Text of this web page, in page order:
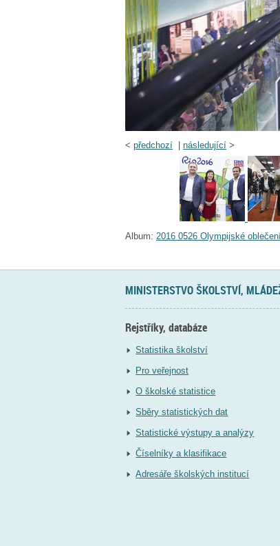
< předchozí následující >
Album: 2016 0526 Olympijské
MINISTERSTVO ŠKOLSTVÍ,
Rejstříky, databáze
Statistika školství
Pro veřejnost
O školské statistice
Sběry statistických dat
Statistické výstupy a analýzy
Číselníky a klasifikace
Adresáře školských institucí